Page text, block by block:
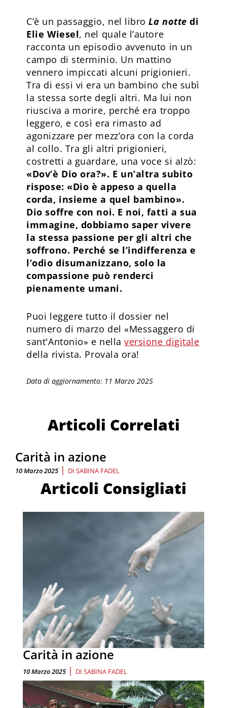
C’è un passaggio, nel libro La notte di
Elie Wiesel, nel quale l’autore
racconta un episodio avvenuto in un
campo di sterminio. Un mattino
vennero impiccati alcuni prigionieri.
Tra di essi vi era un bambino che subì
la stessa sorte degli altri. Ma lui non
riusciva a morire, perché era troppo
leggero, e così era rimasto ad
agonizzare per mezz’ora con la corda
al collo. Tra gli altri prigionieri,
costretti a guardare, una voce si alzò:
«Dov’è Dio ora?». E un’altra subito
rispose: «Dio è appeso a quella
corda, insieme a quel bambino».
Dio soffre con noi. E noi, fatti a sua
immagine, dobbiamo saper vivere
la stessa passione per gli altri che
soffrono. Perché se l’indifferenza e
l’odio disumanizzano, solo la
compassione può renderci
pienamente umani.
Puoi leggere tutto il dossier nel
numero di marzo del «Messaggero di
sant'Antonio» e nellaversione digitale
della rivista. Provala ora!
Data di aggiornamento: 11 Marzo 2025
Articoli Correlati
Carità in azione
10 Marzo 2025 | DI SABINA FADEL
Articoli Consigliati
Carità in azione
10 Marzo 2025 | DI SABINA FADEL